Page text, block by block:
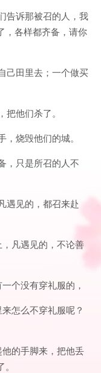
告诉那被召的人，我
，各样都齐备，请你
己田里去；一个做买
他们杀了。
烧毁他们的城。
，只是所召的人不
遇见的，都召来赴
凡遇见的，不论善
个没有穿礼服的，
怎么不穿礼服呢？
的手脚来，把他丢